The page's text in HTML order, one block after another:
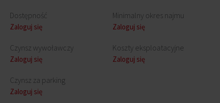
Dostępność
Zaloguj się
Czynsz wywoławczy
Zaloguj się
Czynsz za parking
Zaloguj się
Minimalny okres najmu
Zaloguj się
Koszty eksploatacyjne
Zaloguj się